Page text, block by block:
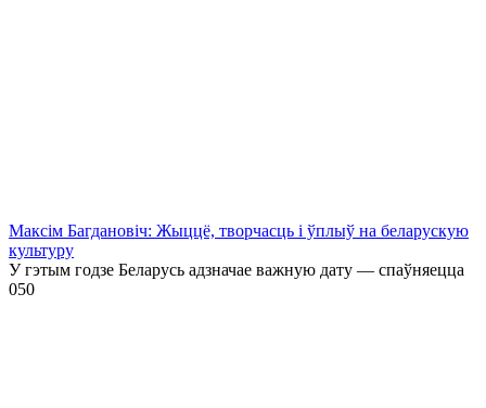
Максім Багдановіч: Жыццё, творчасць і ўплыў на беларускую
культуру
У гэтым годзе Беларусь адзначае важную дату — спаўняецца
050